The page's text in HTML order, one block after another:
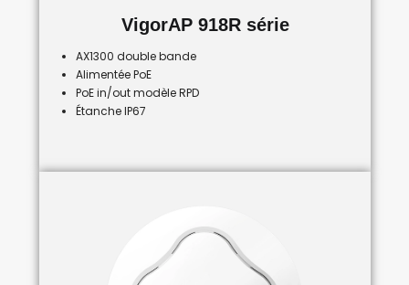
VigorAP 918R série
AX1300 double bande
Alimentée PoE
PoE in/out modèle RPD
Étanche IP67